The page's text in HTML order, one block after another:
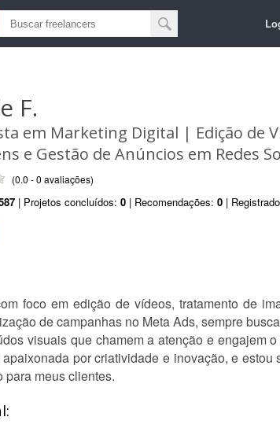
F.
em Marketing Digital | Edição de
e Gestão de Anúncios em Redes
(0.0 - 0 avaliações)
| Projetos concluídos: 0 | Recomendações: 0 |
foco em edição de vídeos, tratamento de
de campanhas no Meta Ads, sempre
visuais que chamem a atenção e engajem
por criatividade e inovação, e
para meus clientes.